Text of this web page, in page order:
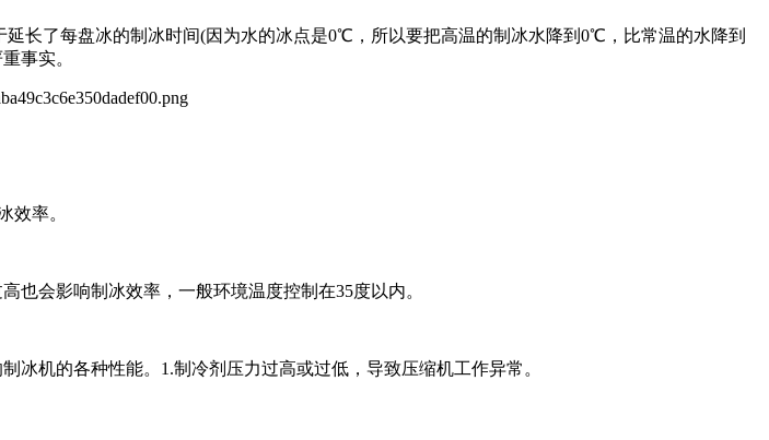
了每盘冰的制冰时间(因为水的冰点是0℃，所以要把高温的制冰水降到0℃，比常温的水降到
事实。
率。
会影响制冰效率，一般环境温度控制在35度以内。
机的各种性能。1.制冷剂压力过高或过低，导致压缩机工作异常。